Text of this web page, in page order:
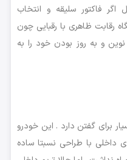
فاکتور سلیقه و انتخاب
رقابت ظاهری با رقبایی چون
و به روز بودن خود را به
برای گفتن دارد . این خودرو
با طراحی نسبتا ساده